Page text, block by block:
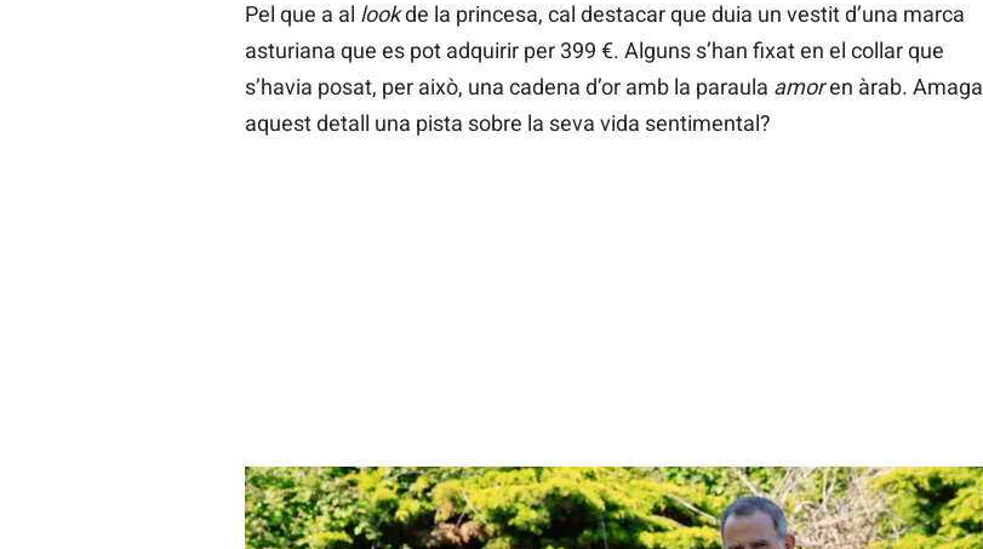
Pel que a al lookde la princesa, cal destacar que duia un vestit d’una marca
asturiana que es pot adquirir per 399 €. Alguns s’han fixat en el collar que
s’havia posat, per això, una cadena d’or amb la paraula amoren àrab. Amaga
aquest detall una pista sobre la seva vida sentimental?